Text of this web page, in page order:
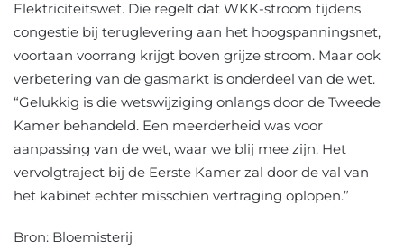
Elektriciteitswet. Die regelt dat WKK-stroom tijdens
congestie bij teruglevering aan het hoogspanningsnet,
voortaan voorrang krijgt boven grijze stroom. Maar ook
verbetering van de gasmarkt is onderdeel van de wet.
“Gelukkig is die wetswijziging onlangs door de Tweede
Kamer behandeld. Een meerderheid was voor
aanpassing van de wet, waar we blij mee zijn. Het
vervolgtraject bij de Eerste Kamer zal door de val van
het kabinet echter misschien vertraging oplopen.”
Bron: Bloemisterij